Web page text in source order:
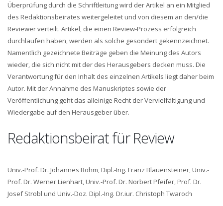
Überprüfung durch die Schriftleitung wird der Artikel an ein Mitglied
des Redaktionsbeirates weitergeleitet und von diesem an den/die
Reviewer verteilt. Artikel, die einen Review-Prozess erfolgreich
durchlaufen haben, werden als solche gesondert gekennzeichnet.
Namentlich gezeichnete Beiträge geben die Meinung des Autors
wieder, die sich nicht mit der des Herausgebers decken muss. Die
Verantwortung für den Inhalt des einzelnen Artikels liegt daher beim
Autor. Mit der Annahme des Manuskriptes sowie der
Veröffentlichung geht das alleinige Recht der Vervielfältigung und
Wiedergabe auf den Herausgeber über.
Redaktionsbeirat für Review
Univ.-Prof. Dr. Johannes Böhm, Dipl.-Ing. Franz Blauensteiner, Univ.-
Prof. Dr. Werner Lienhart, Univ.-Prof. Dr. Norbert Pfeifer, Prof. Dr.
Josef Strobl und Univ.-Doz. Dipl.-Ing. Dr.iur. Christoph Twaroch